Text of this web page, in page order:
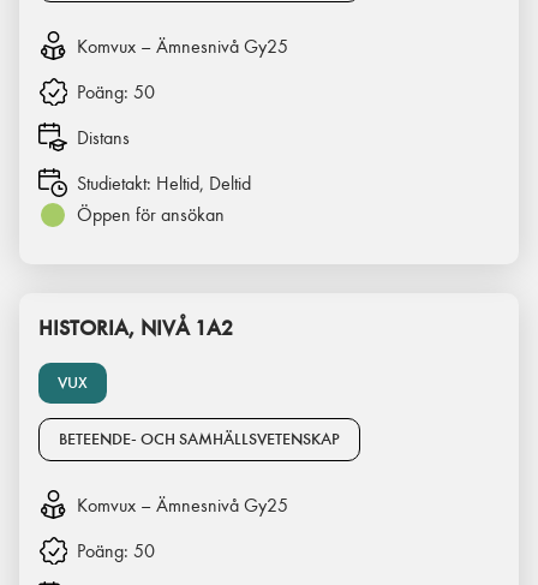
Komvux – Ämnesnivå Gy25
Poäng: 50
Distans
Studietakt: Heltid, Deltid
Öppen för ansökan
VUX
HISTORIA, NIVÅ 1A2
BETEENDE- OCH SAMHÄLLSVETENSKAP
Komvux – Ämnesnivå Gy25
Poäng: 50